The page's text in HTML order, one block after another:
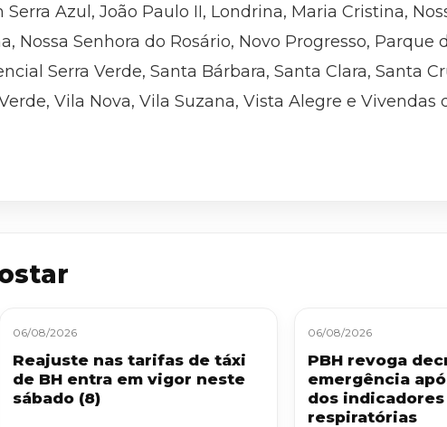
Azul, João Paulo II, Londrina, Maria Cristina,
Nossa Senhora do Rosário, Novo Progresso, Parque
Serra Verde, Santa Bárbara, Santa Clara, Santa
Vila Nova, Vila Suzana, Vista Alegre e Vivendas
06/08/2026
Reajuste nas tarifas de táxi
de BH entra em vigor neste
sábado (8)
06/08/2026
PBH revoga
emergência
dos
respiratórias